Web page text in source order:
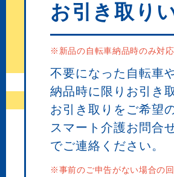
お引き取り
※新品の自転車納品時のみ対
不要になった自転車
納品時に限りお引き
お引き取りをご希望
スマート介護お問合
でご連絡ください。
※事前のご申告がない場合の